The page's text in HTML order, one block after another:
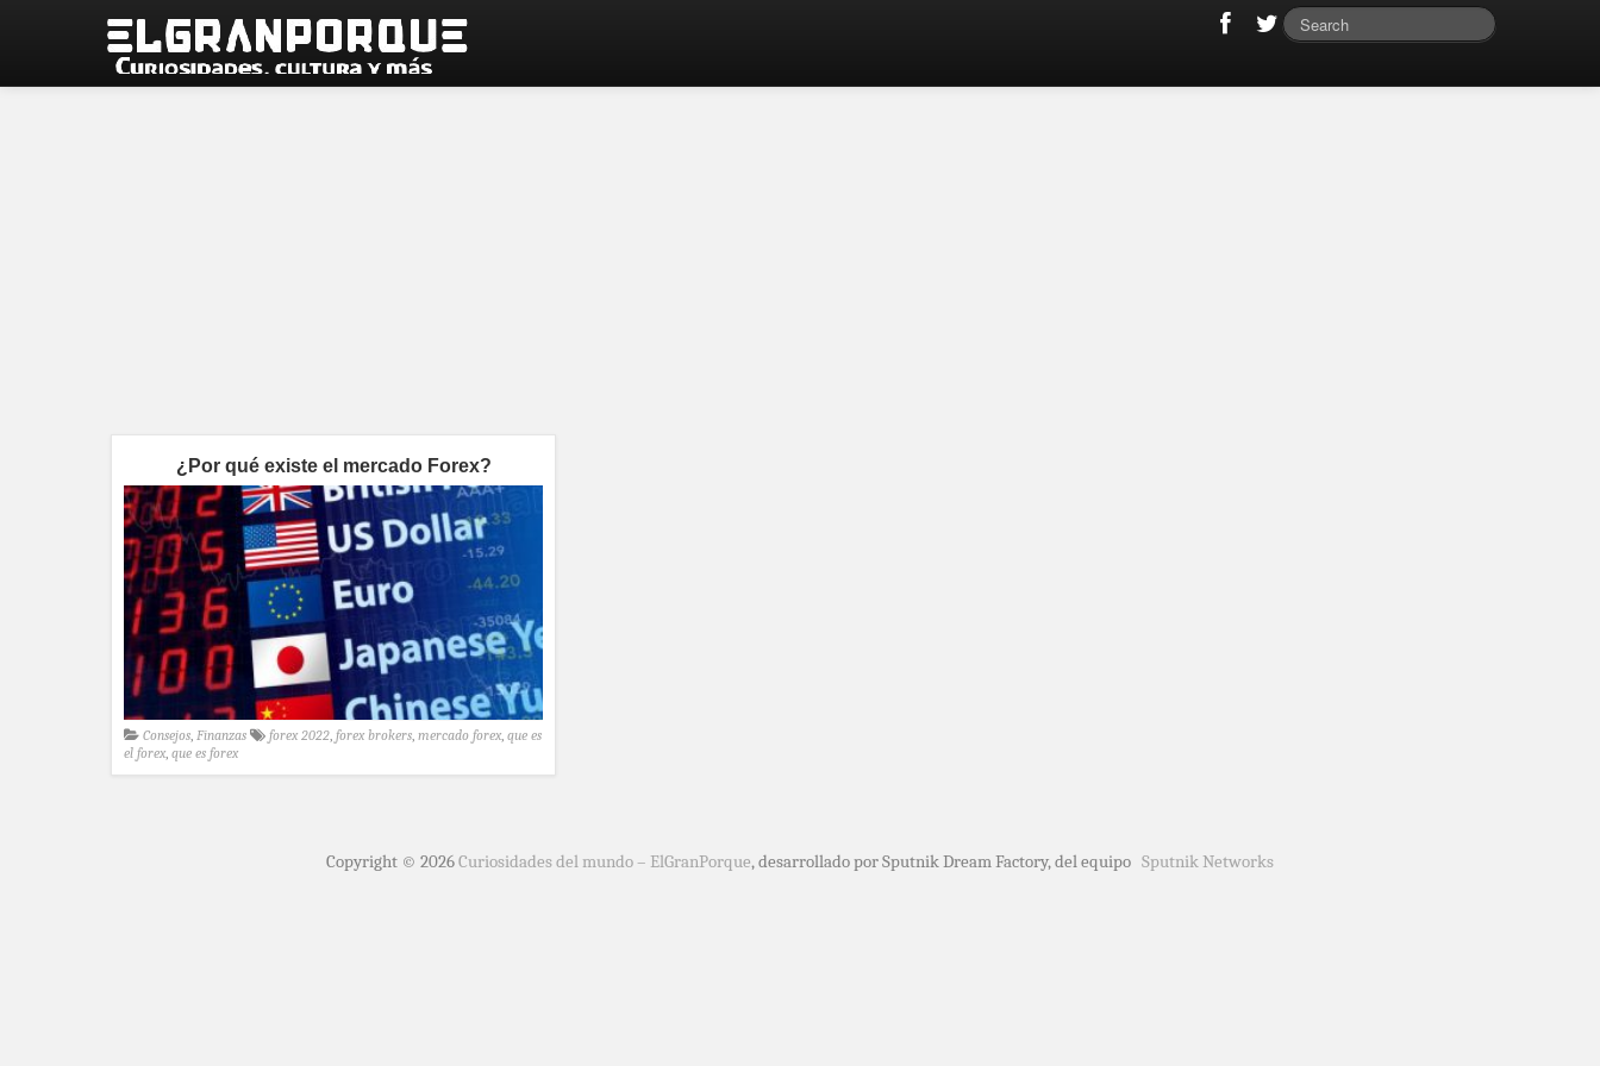
¿Por qué existe el mercado Forex?
Consejos, Finanzas forex 2022, forex brokers, mercado forex, que es
el forex, que es forex
Copyright © 2026Curiosidades del mundo – ElGranPorque, desarrollado por Sputnik Dream Factory, del equipo Sputnik Networks